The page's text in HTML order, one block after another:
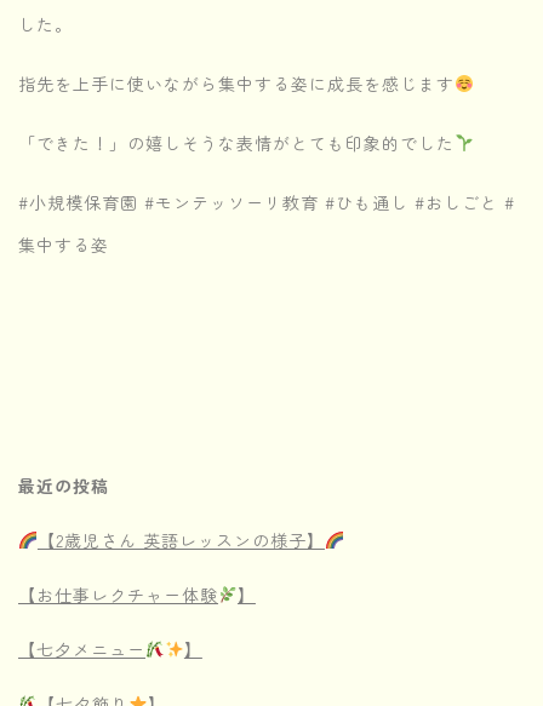
した。
指先を上手に使いながら集中する姿に成長を感じます
「できた！」の嬉しそうな表情がとても印象的でした
#小規模保育園 #モンテッソーリ教育 #ひも通し #おしごと #
集中する姿
最近の投稿
【2歳児さん 英語レッスンの様子】
【お仕事レクチャー体験 】
【七夕メニュー 】